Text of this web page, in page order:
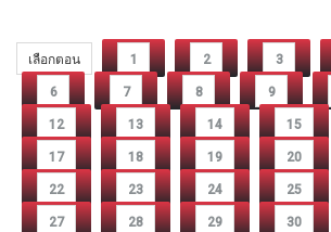
เลือกตอน 1 2 3
6 7 8 9
12 13 14 15
17 18 19 20
22 23 24 25
27 28 29 30